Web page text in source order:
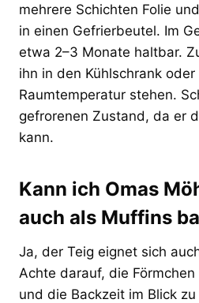
mehrere Schichten Folie
in einen Gefrierbeutel. Im
etwa 2–3 Monate haltbar.
ihn in den Kühlschrank
Raumtemperatur stehen.
gefrorenen Zustand, da er
kann.
Kann ich Omas
auch als Muffins
Ja, der Teig eignet sich
Achte darauf, die
und die Backzeit im Blick